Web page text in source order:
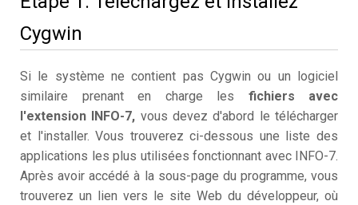
Cygwin
Si le système ne contient pas Cygwin ou un logiciel
similaire prenant en charge les fichiers avec
l'extension INFO-7, vous devez d'abord le télécharger
et l'installer. Vous trouverez ci-dessous une liste des
applications les plus utilisées fonctionnant avec INFO-7.
Après avoir accédé à la sous-page du programme, vous
trouverez un lien vers le site Web du développeur, où